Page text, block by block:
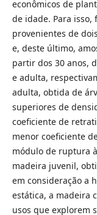
econômicos de
de idade. Para
provenientes de
e, deste último,
partir dos 30 anos,
e adulta,
adulta, obtida de
superiores de
coeficiente de
menor coeficiente
módulo de ruptura
madeira juvenil,
em consideração a
estática, a madeira
usos que explorem